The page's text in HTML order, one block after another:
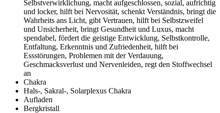
Selbstverwirklichung, macht aufgeschlossen, sozial, aufrichtig
und locker, hilft bei Nervosität, schenkt Verständnis, bringt die
Wahrheits ans Licht, gibt Vertrauen, hilft bei Selbstzweifel
und Unsicherheit, bringt Gesundheit und Luxus, macht
spendabel, fördert die geistige Entwicklung, Selbstkontrolle,
Entfaltung, Erkenntnis und Zufriedenheit, hilft bei
Essstörungen, Problemen mit der Verdauung,
Geschmacksverlust und Nervenleiden, regt den Stoffwechsel
an
Chakra
Hals-, Sakral-, Solarplexus Chakra
Aufladen
Bergkristall